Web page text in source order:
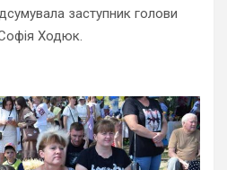
заступник голови
Ходюк.